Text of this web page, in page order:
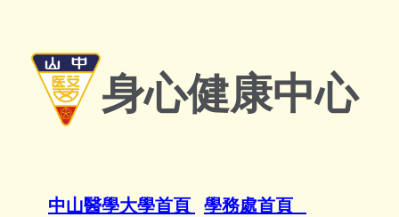
身心健康中心
中山醫學大學首頁 學務處首頁